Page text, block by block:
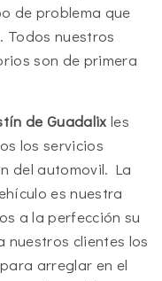
de problema que
Todos nuestros
son de primera
de Guadalix les
los servicios
del automovil. La
es nuestra
a la perfección su
nuestros clientes los
arreglar en el